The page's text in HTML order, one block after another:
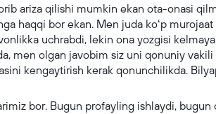
ariza qilishi mumkin ekan ota-onasi
haqqi bor ekan. Men juda koʻp
uchrabdi, lekin ona yozgisi
men olgan javobim siz uni qonuniy vakili
kengaytirish kerak qonunchilikda.
bor. Bugun profayling ishlaydi, bugun